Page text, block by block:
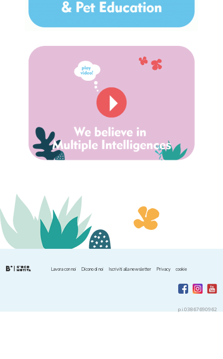
Lavora con noi Dicono di noi Iscriviti alla newsletter Privacy cookie
p.i.03867690962